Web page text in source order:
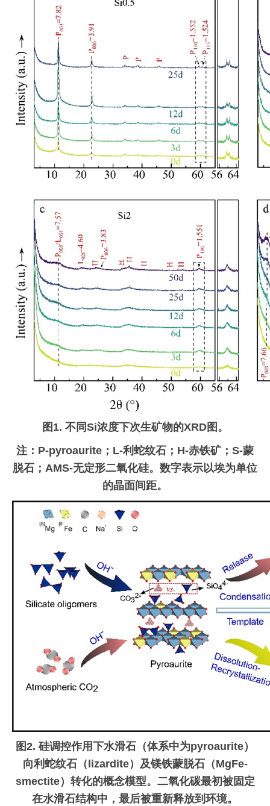
图 1. 不同Si浓度下次生矿物的XRD图。
注： P-pyroaurite ； L-利蛇纹石； H-赤铁矿； S-蒙
脱石； AMS-无定形二氧化硅。数字表示以埃为单位
的晶面间距。
图2. 硅调控作用下水滑石（体系中为pyroaurite）
向利蛇纹石（lizardite）及镁铁蒙脱石（MgFe-
smectite）转化的概念模型。二氧化碳最初被固定
在水滑石结构中， 最后被重新释放到环境。